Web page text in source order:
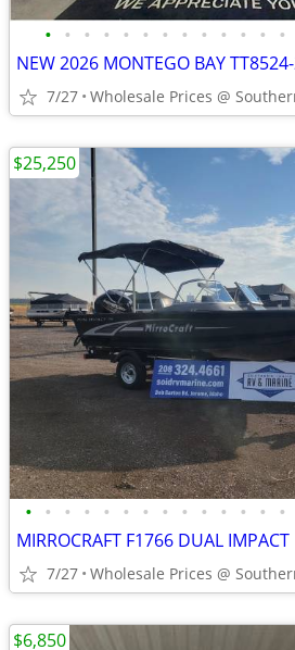
• • • • • • • • • • • • •
7/27
• • • • • • • • • • • • • •
MIRROCRAFT F1766 DUAL IMPACT
7/27
$25,250
$6,850